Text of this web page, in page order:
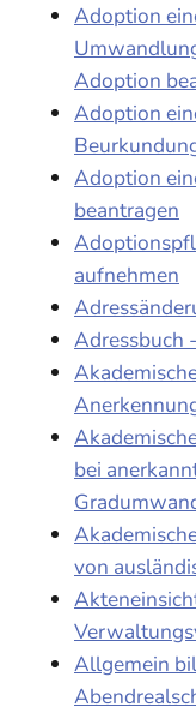
Adoption
Adoption
Adoption
Adoption
beantragen
aufnehmen
Adressbuch
bei
von
Allgemein